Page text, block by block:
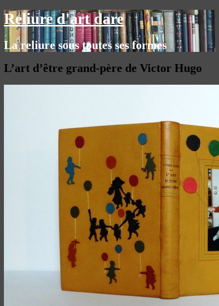
Reliure d'art dare
La reliure sous toutes ses formes
L’art d’être grand-père de Victor Hugo